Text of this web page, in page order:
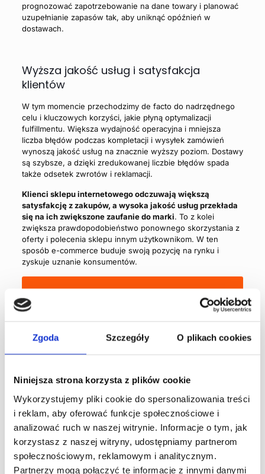
Zgoda Szczegóły O plikach cookies
Niniejsza strona korzysta z plików cookie
Wykorzystujemy pliki cookie do spersonalizowania treści
i reklam, aby oferować funkcje społecznościowe i
analizować ruch w naszej witrynie. Informacje o tym, jak
korzystasz z naszej witryny, udostępniamy partnerom
społecznościowym, reklamowym i analitycznym.
Partnerzy mogą połączyć te informacje z innymi danymi
prognozować zapotrzebowanie na dane towary i planować
uzupełnianie zapasów tak, aby uniknąć opóźnień w
dostawach.
Wyższa jakość usług i satysfakcja
klientów
W tym momencie przechodzimy de facto do nadrzędnego
celu i kluczowych korzyści, jakie płyną optymalizacji
fulfillmentu. Większa wydajność operacyjna i mniejsza
liczba błędów podczas kompletacji i wysyłek zamówień
wynoszą jakość usług na znacznie wyższy poziom. Dostawy
są szybsze, a dzięki zredukowanej liczbie błędów spada
także odsetek zwrotów i reklamacji.
Klienci sklepu internetowego odczuwają większą
satysfakcję z zakupów, a wysoka jakość usług przekłada
się na ich zwiększone zaufanie do marki. To z kolei
zwiększa prawdopodobieństwo ponownego skorzystania z
oferty i polecenia sklepu innym użytkownikom. W ten
sposób e-commerce buduje swoją pozycję na rynku i
zyskuje uznanie konsumentów.
Autor - DataConsult
DataConsult to polski producent
kompleksowych rozwiązań
informatycznych, które
wspomagają zarządzanie logistyką
wewnętrzną przedsiębiorstw. Od 21
lat dostarczamy innowacyjne
systemy magazynowe, które